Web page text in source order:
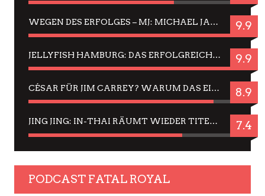
WEGEN DES ERFOLGES – MJ: MICHAEL JACKSON MUSICAL IN EINER MATINEE SEHEN 9.9
JELLYFISH HAMBURG: DAS ERFOLGREICHE SOMMER-MENÜ 2025 IN GEFÜHLEN UND BILDERN 9.9
CÉSAR FÜR JIM CARREY? WARUM DAS EINER DER NERVIGSTEN ACTORS IST UND BLEIBT 8.9
JING JING: IN-THAI RÄUMT WIEDER TITEL AB – EIN ZWEI-STUNDEN-ERLEBNISBERICHT 7.4
PODCAST FATAL ROYAL